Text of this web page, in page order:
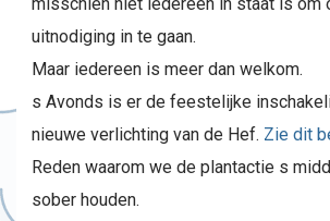
uitnodiging in te gaan.
Maar iedereen is meer dan welkom.
s Avonds is er de feestelijke
nieuwe verlichting van de Hef. Zie dit
Reden waarom we de plantactie s
sober houden.